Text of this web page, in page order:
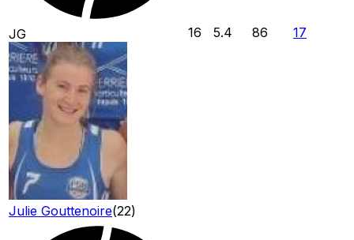
JG
Julie Gouttenoire(22)
16 5.4 86 17